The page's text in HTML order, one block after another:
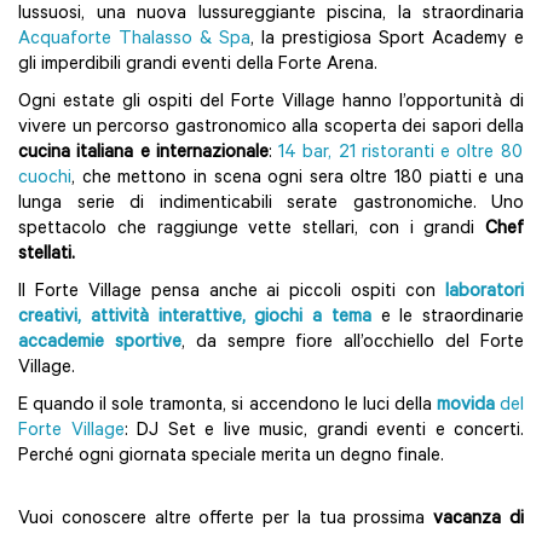
lussuosi, una nuova lussureggiante piscina, la straordinaria
Acquaforte Thalasso & Spa, la prestigiosa Sport Academy e
gli imperdibili grandi eventi della Forte Arena.
Ogni estate gli ospiti del Forte Village hanno l’opportunità di
vivere un percorso gastronomico alla scoperta dei sapori della
cucina italiana e internazionale:14 bar, 21 ristoranti e oltre 80
cuochi, che mettono in scena ogni sera oltre 180 piatti e una
lunga serie di indimenticabili serate gastronomiche. Uno
spettacolo che raggiunge vette stellari, con i grandi Chef
stellati.
Il Forte Village pensa anche ai piccoli ospiti con laboratori
creativi, attività interattive, giochi a temae le straordinarie
accademie sportive, da sempre fiore all’occhiello del Forte
Village.
E quando il sole tramonta, si accendono le luci della movidadel
Forte Village: DJ Set e live music, grandi eventi e concerti.
Perché ogni giornata speciale merita un degno finale.
Vuoi conoscere altre offerte per la tua prossimavacanza di